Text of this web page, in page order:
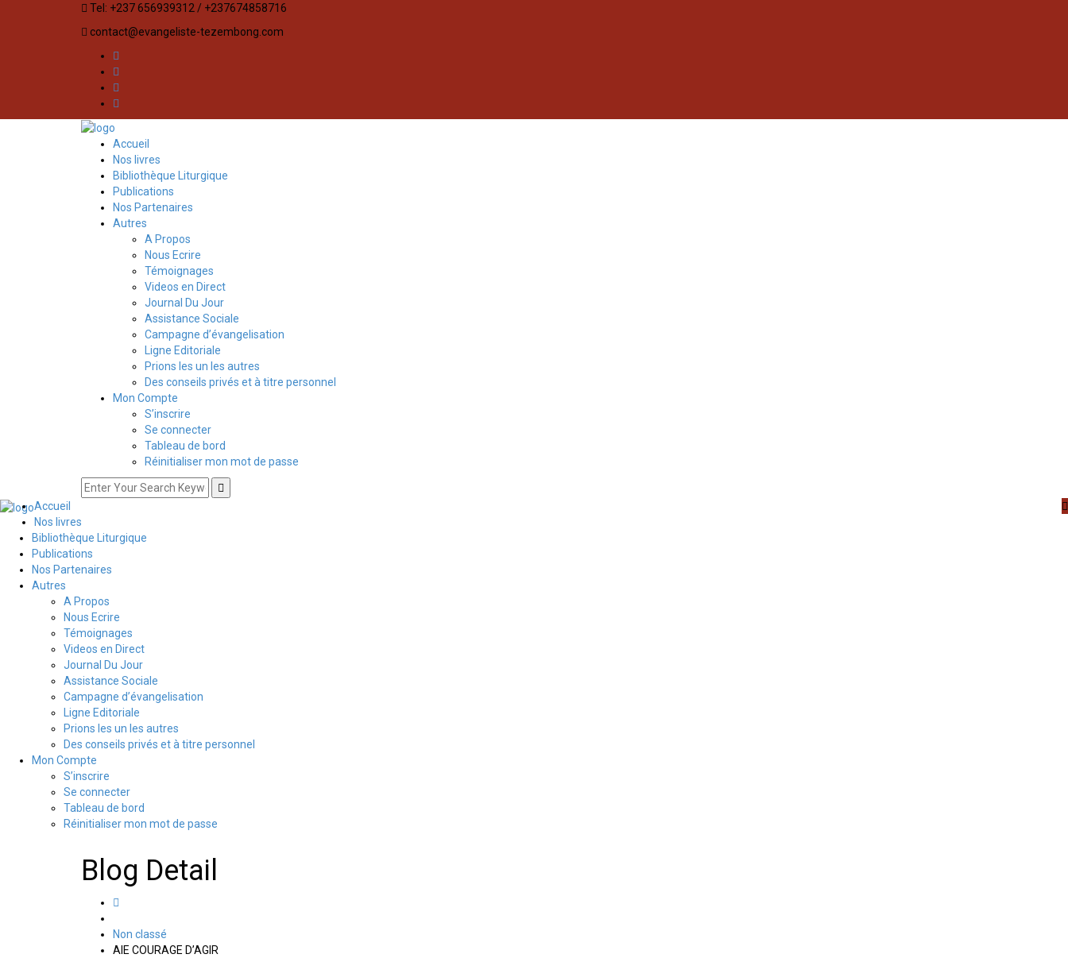
Tel: +237 656939312 / +237674858716
contact@evangeliste-tezembong.com
Accueil
Nos livres
Bibliothèque Liturgique
Publications
Nos Partenaires
Autres
A Propos
Nous Ecrire
Témoignages
Videos en Direct
Journal Du Jour
Assistance Sociale
Campagne d’évangelisation
Ligne Editoriale
Prions les un les autres
Des conseils privés et à titre personnel
Mon Compte
S’inscrire
Se connecter
Tableau de bord
Réinitialiser mon mot de passe
Accueil
Nos livres
Bibliothèque Liturgique
Publications
Nos Partenaires
Autres
A Propos
Nous Ecrire
Témoignages
Videos en Direct
Journal Du Jour
Assistance Sociale
Campagne d’évangelisation
Ligne Editoriale
Prions les un les autres
Des conseils privés et à titre personnel
Mon Compte
S’inscrire
Se connecter
Tableau de bord
Réinitialiser mon mot de passe
Blog Detail
Non classé
AIE COURAGE D’AGIR